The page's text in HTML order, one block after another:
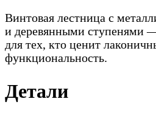
Винтовая лестница с
и деревянными ступенями
для тех, кто ценит
функциональность.
Детали